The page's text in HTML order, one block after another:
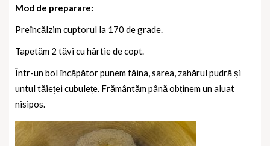
Mod de preparare:
Preîncălzim cuptorul la 170 de grade.
Tapetăm 2 tăvi cu hârtie de copt.
Într-un bol încăpător punem făina, sarea, zahărul pudră și
untul tăieței cubulețe. Frământăm până obținem un aluat
nisipos.